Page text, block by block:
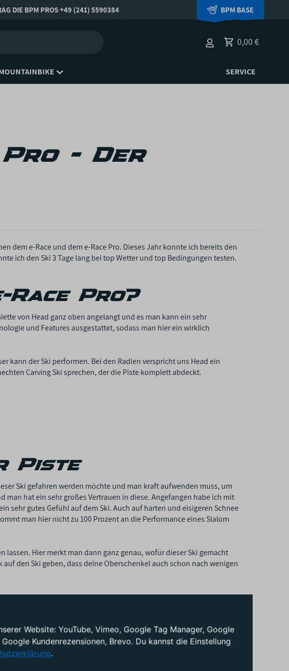
DIE BPM PROS +49 (241) 5590384 BPM BASE
0,00 €
SERVICE
Pro - Der
dem e-Race und dem e-Race Pro. Dieses Jahr konnte ich bereits den
ich den Ski 3 Tage lang bei top Wetter und top Bedingungen testen.
Race Pro?
von Head ganz oben angelangt und es man kann ein sehr
und Features ausgestattet, sodass man hier ein wirklich
kann der Ski performen. Bei den Radien verspricht uns Head ein
Carving Ski sprechen, der die Piste komplett abdeckt.
Piste
Ski gefahren werden möchte und man kraft aufwenden muss, um
hat ein sehr großes Vertrauen in diese. Angefangen habe ich mit
sehr gutes Gefühl auf dem Ski. Auch auf harten und eisigeren Schnee
man hier nicht zu 100 Prozent an die Performance eines Slalom
Hier merkt man dann ganz genau, wofür dieser Ski gemacht
den Ski geben, dass deine Oberschenkel auch schon nach wenigen
überzeugen. Obwohl der Ski eine stark taillierte Outline hat, liegt er
Erst bei sehr hohen Geschwindigkeiten fängt der Ski leicht
e-Race Pro
Website: YouTube, Vimeo, Google Tag Manager, Google
Kundenrezensionen, Brevo. Du kannst die Einstellung
.